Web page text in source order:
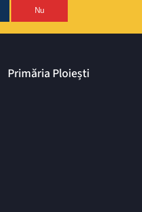
Nu
Primăria Ploiești